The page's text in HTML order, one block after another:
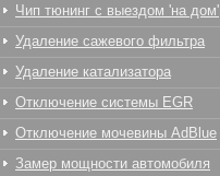
Чип тюнинг с выездом 'на дом'
Удаление сажевого фильтра
Удаление катализатора
Отключение системы EGR
Отключение мочевины AdBlue
Замер мощности автомобиля